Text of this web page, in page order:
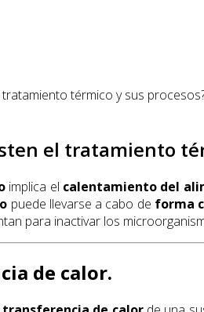
el tratamiento
implica el calentamiento del
puede llevarse a cabo de forma
para inactivar los
de calor.